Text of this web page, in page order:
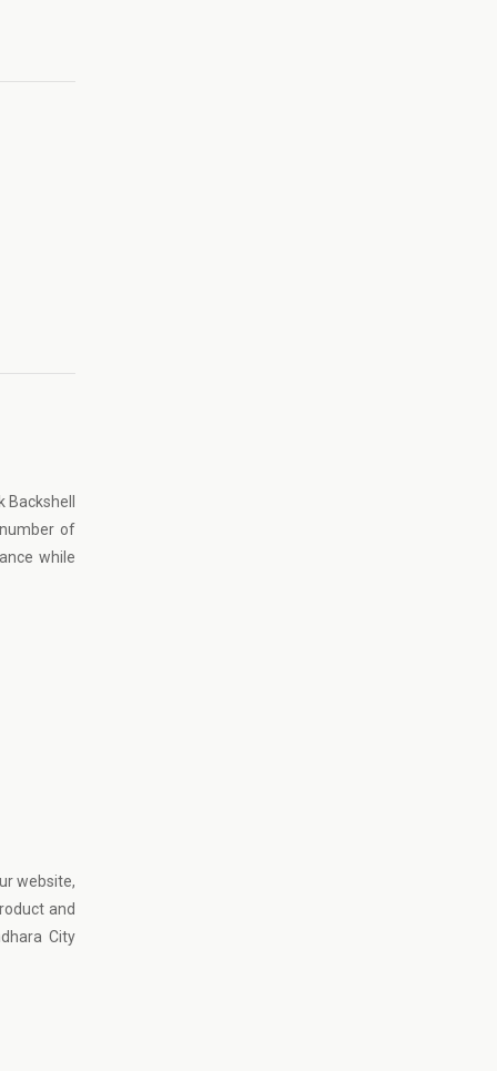
of
while
website,
and
City